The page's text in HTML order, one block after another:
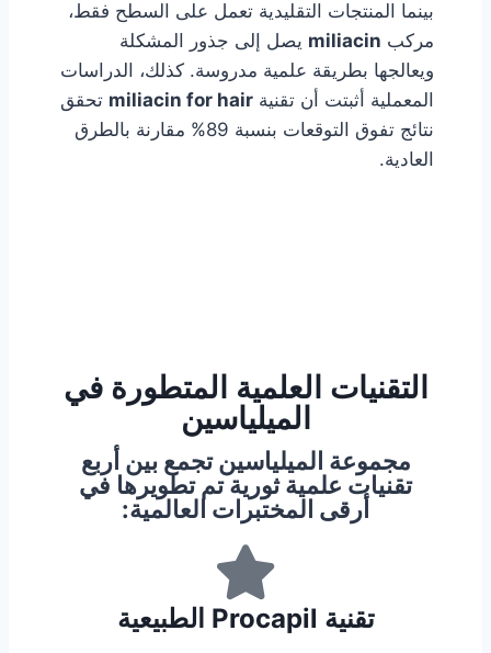
بينما المنتجات التقليدية تعمل على السطح فقط،
مركب miliacin يصل إلى جذور المشكلة
ويعالجها بطريقة علمية مدروسة. كذلك، الدراسات
المعملية أثبتت أن تقنية miliacin for hair تحقق
نتائج تفوق التوقعات بنسبة 89% مقارنة بالطرق
العادية.
التقنيات العلمية المتطورة في
الميلياسين
مجموعة الميلياسين تجمع بين أربع
تقنيات علمية ثورية تم تطويرها في
أرقى المختبرات العالمية:
تقنية Procapil الطبيعية